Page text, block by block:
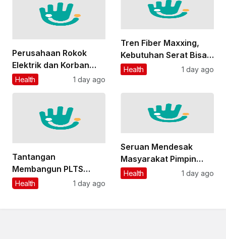
Perusahaan Rokok
Elektrik dan Korban
Anak Sudah Diperiksa,
Health 1 day ago
Tren Fiber Maxxing,
Kebutuhan Serat Bisa
Dipenuhi dari Makanan
Health 1 day ago
Tantangan
Membangun PLTS
Kapasitas 100 GW
Health 1 day ago
Seruan Mendesak
Masyarakat Pimpin
Menahan Penyebaran
Health 1 day ago